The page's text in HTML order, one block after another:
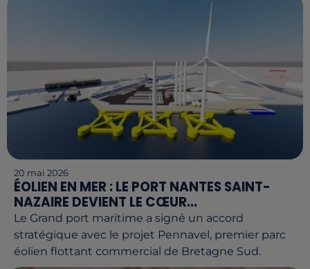
20 mai 2026
ÉOLIEN EN MER : LE PORT NANTES SAINT-
NAZAIRE DEVIENT LE CŒUR...
Le Grand port maritime a signé un accord
stratégique avec le projet Pennavel, premier parc
éolien flottant commercial de Bretagne Sud.